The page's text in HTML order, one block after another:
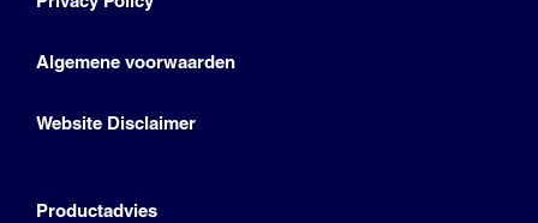
Algemene voorwaarden
Website Disclaimer
Productadvies